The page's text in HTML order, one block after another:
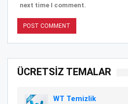
next time I comment.
ÜCRETSİZ TEMALAR
WT Temizlik